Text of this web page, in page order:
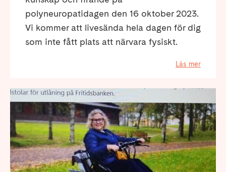
polyneuropatidagen den 16 oktober 2023.
Vi kommer att livesända hela dagen för dig
som inte fått plats att närvara fysiskt.
Läs mer